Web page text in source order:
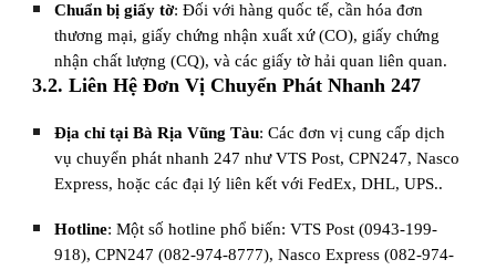
Chuẩn bị giấy tờ: Đối với hàng quốc tế, cần hóa đơn
thương mại, giấy chứng nhận xuất xứ (CO), giấy chứng
nhận chất lượng (CQ), và các giấy tờ hải quan liên quan.
3.2. Liên Hệ Đơn Vị Chuyển Phát Nhanh 247
Địa chỉ tại Bà Rịa Vũng Tàu: Các đơn vị cung cấp dịch
vụ chuyển phát nhanh 247 như VTS Post, CPN247, Nasco
Express, hoặc các đại lý liên kết với FedEx, DHL, UPS..
Hotline: Một số hotline phổ biến: VTS Post (0943-199-
918), CPN247 (082-974-8777), Nasco Express (082-974-